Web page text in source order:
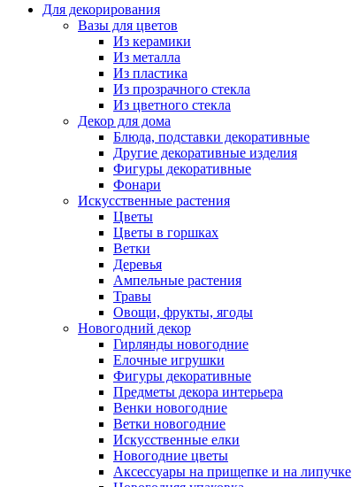
Для декорирования
Вазы для цветов
Из керамики
Из металла
Из пластика
Из прозрачного стекла
Из цветного стекла
Декор для дома
Блюда, подставки декоративные
Другие декоративные изделия
Фигуры декоративные
Фонари
Искусственные растения
Цветы
Цветы в горшках
Ветки
Деревья
Ампельные растения
Травы
Овощи, фрукты, ягоды
Новогодний декор
Гирлянды новогодние
Елочные игрушки
Фигуры декоративные
Предметы декора интерьера
Венки новогодние
Ветки новогодние
Искусственные елки
Новогодние цветы
Аксессуары на прищепке и на липучке